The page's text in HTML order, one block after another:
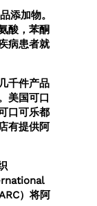
添加物。
酸，苯酮
病患者就
千件产品
美国可口
口可乐都
有提供阿
）将阿